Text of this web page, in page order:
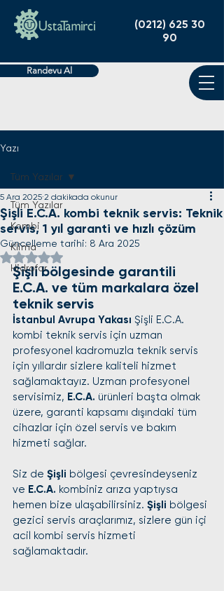
(0212) 625 30
90
Randevu Al
Yazı
Tüm Yazılar
Kombi
Klima
Hidrofor
Tüm Yazılar
Şişli E.C.A. kombi teknik servis: Teknik
servis, 1 yıl garanti ve hızlı çözüm
5 Ara 2025 2 dakikada okunur
Güncelleme tarihi: 8 Ara 2025
5 üzerinden NaN yıldız
Şişli bölgesinde garantili
E.C.A. ve tüm markalara özel
teknik servis
İstanbul Avrupa Yakası Şişli E.C.A.
kombi teknik servis için uzman
profesyonel kadromuzla teknik servis
için yıllardır sizlere kaliteli hizmet
sağlamaktayız. Uzman profesyonel
servisimiz, E.C.A. ürünleri başta olmak
üzere, garanti kapsamı dışındaki tüm
cihazlar için özel servis ve bakım
hizmeti sağlar.
Siz de Şişli bölgesi çevresindeyseniz
ve E.C.A. kombiniz arıza yaptıysa
hemen bize ulaşabilirsiniz. Şişli bölgesi
gezici servis araçlarımız, sizlere gün içi
acil kombi servis hizmeti
sağlamaktadır.